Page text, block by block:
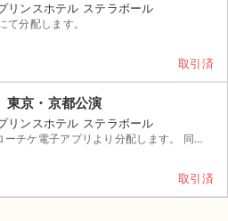
ンスホテル ステラボール
分配します。
取引済
東京・京都公演
ンスホテル ステラボール
[詳細] 一階 列 マジモン様専用 ローチケ電子アプリより分配します。 同時に当日座る券面スクショ 列共...
取引済